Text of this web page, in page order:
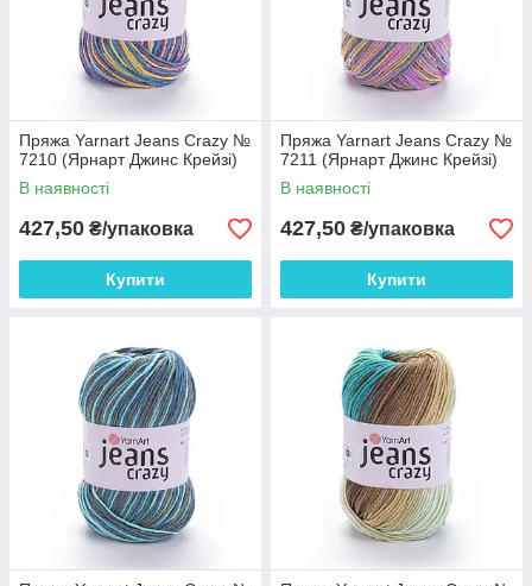
Пряжа Yarnart Jeans Crazy №
7210 (Ярнарт Джинс Крейзі)
В наявності
427,50 ₴/упаковка
Купити
Пряжа Yarnart Jeans Crazy №
7211 (Ярнарт Джинс Крейзі)
В наявності
427,50 ₴/упаковка
Купити